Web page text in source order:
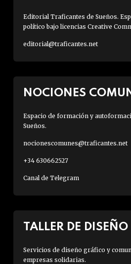
Editorial Traficantes de Sueños.
político bajo licencias Creative
editorial@traficantes.net
NOCIONES
Espacio de formación y
Sueños.
nocionescomunes@traficantes.net
+34 630662527
Canal de Telegram
TALLER DE DISEÑO
Servicios de diseño gráfico y
empresas solidarias.